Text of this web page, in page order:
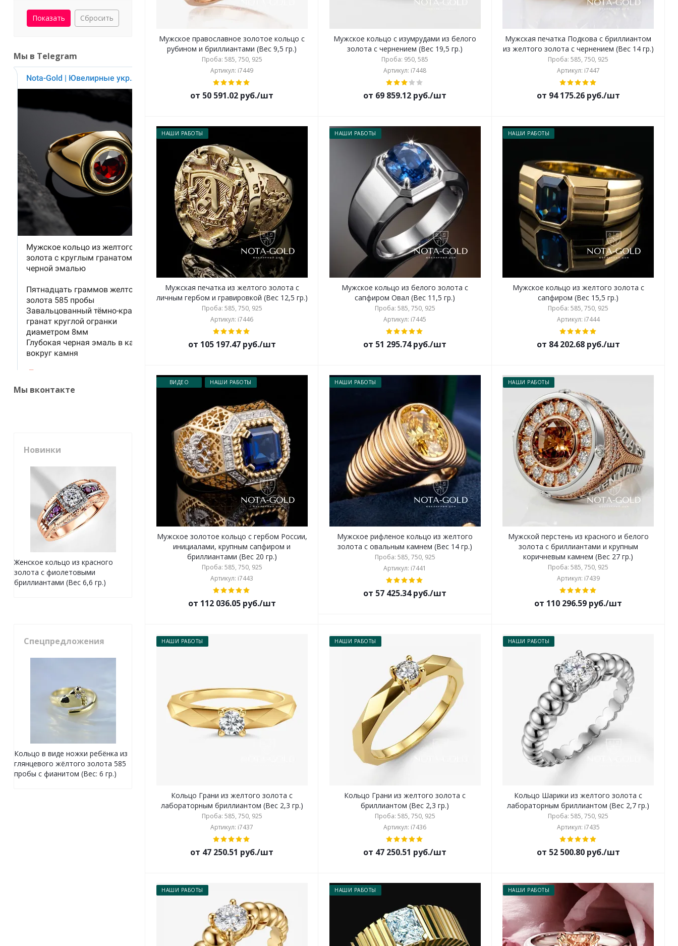
Мужское православное золотое кольцо с
рубином и бриллиантами (Вес 9,5 гр.)
Проба: 585, 750, 925
Артикул: i7449
от 50 591.02 руб./шт
Мужское кольцо с изумрудами из белого
золота с чернением (Вес 19,5 гр.)
Проба: 950, 585
Артикул: i7448
от 69 859.12 руб./шт
Мужская печатка Подкова с бриллиантом
из желтого золота с чернением (Вес 14 гр.)
Проба: 585, 750, 925
Артикул: i7447
от 94 175.26 руб./шт
НАШИ РАБОТЫ
Мужская печатка из желтого золота с
личным гербом и гравировкой (Вес 12,5 гр.)
Проба: 585, 750, 925
Артикул: i7446
от 105 197.47 руб./шт
НАШИ РАБОТЫ
Мужское кольцо из белого золота с
сапфиром Овал (Вес 11,5 гр.)
Проба: 585, 750, 925
Артикул: i7445
от 51 295.74 руб./шт
НАШИ РАБОТЫ
Мужское кольцо из желтого золота с
сапфиром (Вес 15,5 гр.)
Проба: 585, 750, 925
Артикул: i7444
от 84 202.68 руб./шт
ВИДЕО НАШИ РАБОТЫ
Мужское золотое кольцо с гербом России,
инициалами, крупным сапфиром и
бриллиантами (Вес 20 гр.)
Проба: 585, 750, 925
Артикул: i7443
от 112 036.05 руб./шт
НАШИ РАБОТЫ
Мужское рифленое кольцо из желтого
золота с овальным камнем (Вес 14 гр.)
Проба: 585, 750, 925
Артикул: i7441
от 57 425.34 руб./шт
НАШИ РАБОТЫ
Мужской перстень из красного и белого
золота с бриллиантами и крупным
коричневым камнем (Вес 27 гр.)
Проба: 585, 750, 925
Артикул: i7439
от 110 296.59 руб./шт
НАШИ РАБОТЫ
Кольцо Грани из желтого золота с
лабораторным бриллиантом (Вес 2,3 гр.)
Проба: 585, 750, 925
Артикул: i7437
от 47 250.51 руб./шт
НАШИ РАБОТЫ
Кольцо Грани из желтого золота с
бриллиантом (Вес 2,3 гр.)
Проба: 585, 750, 925
Артикул: i7436
от 47 250.51 руб./шт
НАШИ РАБОТЫ
Кольцо Шарики из желтого золота с
лабораторным бриллиантом (Вес 2,7 гр.)
Проба: 585, 750, 925
Артикул: i7435
от 52 500.80 руб./шт
НАШИ РАБОТЫ НАШИ РАБОТЫ НАШИ РАБОТЫ
Сбросить
Мы в Telegram
Мы вконтакте
Новинки
Женское кольцо из красного
золота с фиолетовыми
бриллиантами (Вес 6,6 гр.)
Спецпредложения
Кольцо в виде ножки ребёнка из
глянцевого жёлтого золота 585
пробы с фианитом (Вес: 6 гр.)